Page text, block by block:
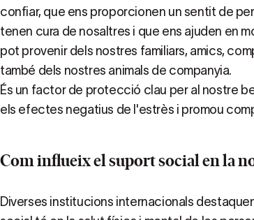
confiar, que ens proporcionen un sentit de
tenen cura de nosaltres i que ens ajuden en
pot provenir dels nostres familiars, amics,
també dels nostres animals de companyia.
És un factor de protecció clau per al nostre
els efectes negatius de l'estrès i promou
Com influeix el suport social en la
Diverses institucions internacionals